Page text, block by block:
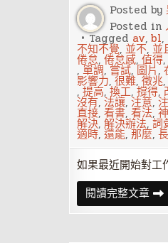
三
個
星
座
準
備
好
了
嗎
Posted by
Posted in
Tagged av, bl,
不知不覺, 並不, 並
倦怠,倦怠感,值得,
,單調,嘗試,圖片,
影響力,很難,徵兆,
,提高,換工,撐得,
沒有,法讓, 注意,
直接, 看書, 看法,
解決, 解決辦法,詞
適時, 還能,那麼,
如果最近開始對工
閱讀完整文章每
天
起